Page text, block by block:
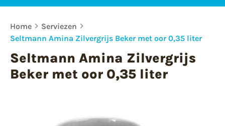
Home
Serviezen
Seltmann Amina Zilvergrijs Beker met oor 0,35 liter
Seltmann Amina Zilvergrijs
Beker met oor 0,35 liter